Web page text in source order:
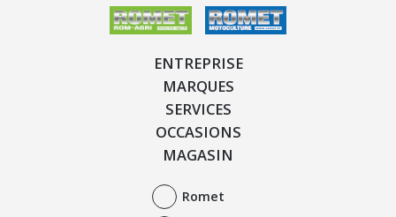
ENTREPRISE
MARQUES
SERVICES
OCCASIONS
MAGASIN
Romet